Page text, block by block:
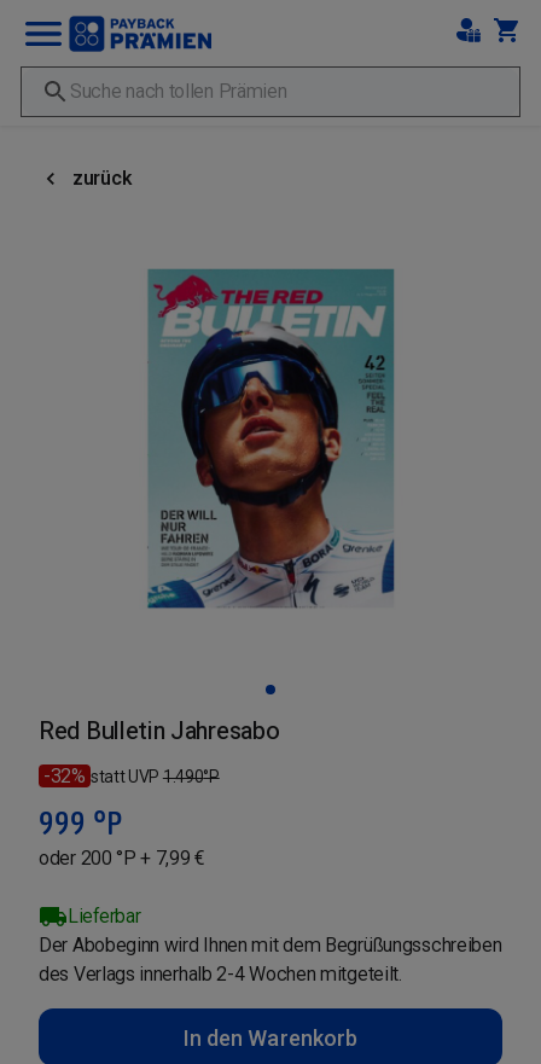
zurück
Red Bulletin Jahresabo
-32% statt UVP 1.490°P
999 °P
oder 200 °P + 7,99 €
Lieferbar
Der Abobeginn wird Ihnen mit dem Begrüßungsschreiben
des Verlags innerhalb 2-4 Wochen mitgeteilt.
In den Warenkorb